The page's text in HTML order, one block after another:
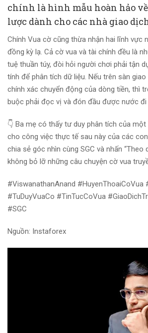
chính là hình mẫu hoàn hảo
lược dành cho các nhà giao
Chính Vua cờ cũng thừa nhận hai lĩnh vực
đồng kỳ lạ. Cả cờ vua và tài chính đều là
tuệ thuần túy, đòi hỏi người chơi phải tận
tính để phân tích dữ liệu. Nếu trên sàn
chính xác chuyển động của dòng tiền, thì
buộc phải đọc vị và đón đầu được nước đi
👇 Ba mẹ có thấy tư duy phân tích của
cho công việc thực tế sau này của các
chia sẻ góc nhìn cùng SGC và nhấn “Theo
không bỏ lỡ những câu chuyện cờ vua
#ViswanathanAnand #HuyenThoaiCoVua
#TuDuyVuaCo #TinTucCoVua
#SGC
Nguồn: Instaforex